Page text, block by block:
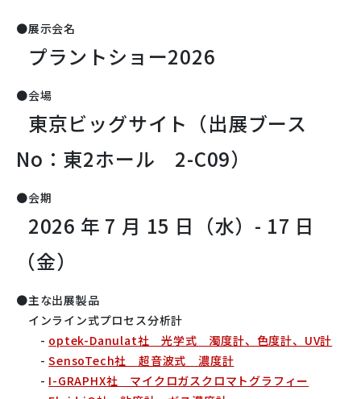
●展示会名
プラントショー2026
●会場
東京ビッグサイト（出展ブース
No：東2ホール 2-C09）
●会期
2026 年 7 月 15 日（水）- 17 日
（金）
●主な出展製品
インライン式プロセス分析計
- optek-Danulat社 光学式 濁度計、色度計、UV計
-SensoTech社 超音波式 濃度計
- I-GRAPHX社 マイクロガスクロマトグラフィー